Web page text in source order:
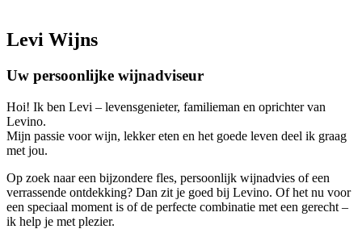
Levi Wijns
Uw persoonlijke wijnadviseur
Hoi! Ik ben Levi – levensgenieter, familieman en oprichter van
Levino.
Mijn passie voor wijn, lekker eten en het goede leven deel ik graag
met jou.
Op zoek naar een bijzondere fles, persoonlijk wijnadvies of een
verrassende ontdekking? Dan zit je goed bij Levino. Of het nu voor
een speciaal moment is of de perfecte combinatie met een gerecht –
ik help je met plezier.